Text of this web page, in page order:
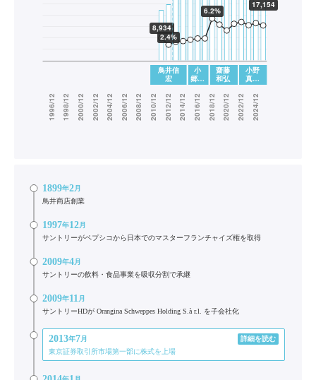
1899年2月
鳥井商店創業
1997年12月
サントリーがペプシコから日本でのマスターフランチャイズ権を取得
2009年4月
サントリーの飲料・食品事業を吸収分割で承継
2009年11月
サントリーHDが Orangina Schweppes Holding S.à r.l. を子会社化
2013年7月
詳細を読む
東京証券取引所市場第一部に株式を上場